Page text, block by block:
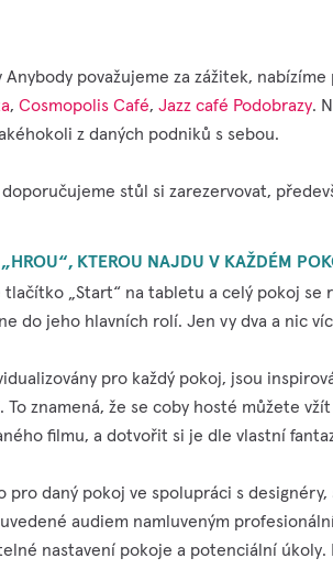
považujeme za zážitek,
, Cosmopolis Café, Jazz café Podobrazy.
z daných podniků s sebou.
stůl si zarezervovat,
KTEROU NAJDU V KAŽDÉM
„Start“ na tabletu a celý pokoj se
do jeho hlavních rolí. Jen vy dva a nic
pro každý pokoj, jsou
To znamená, že se coby hosté můžete
filmu, a dotvořit si je dle vlastní
pro daný pokoj ve spolupráci s
audiem namluveným
nastavení pokoje a potenciální úkoly.